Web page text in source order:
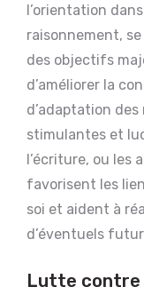
l’orientation
raisonnement,
des objectifs
d’améliorer la
d’adaptation
stimulantes et
l’écriture, ou les
favorisent les
soi et aident à
d’éventuels
Lutte contre